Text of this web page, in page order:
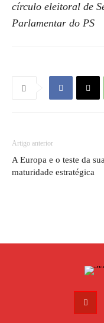
círculo eleitoral de
Parlamentar do PS
Artigo anterior
A Europa e o teste da sua
maturidade estratégica